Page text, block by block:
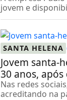
jovem e
SANTA HELENA
Jovem santa-
30 anos,
Nas redes
acreditando na